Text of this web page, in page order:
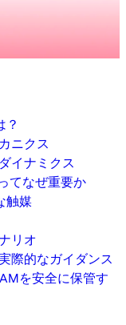
？
ニクス
イナミクス
てなぜ重要か
触媒
リオ
際的なガイダンス
を安全に保管す